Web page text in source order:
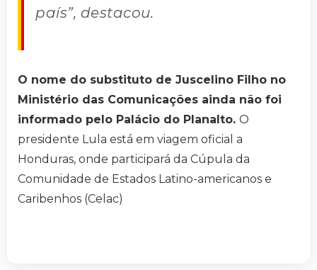
país”, destacou.
O nome do substituto de Juscelino Filho no
Ministério das Comunicações ainda não foi
informado pelo Palácio do Planalto. O
presidente Lula está em viagem oficial a
Honduras, onde participará da Cúpula da
Comunidade de Estados Latino-americanos e
Caribenhos (Celac)